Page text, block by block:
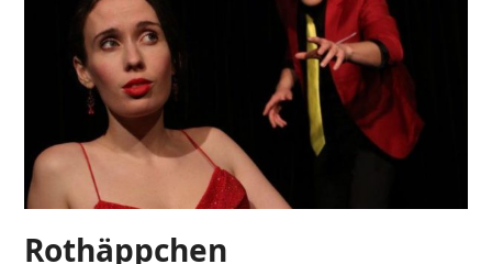
Rothäppchen